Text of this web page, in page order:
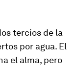
tercios de la
por agua. El
el alma, pero